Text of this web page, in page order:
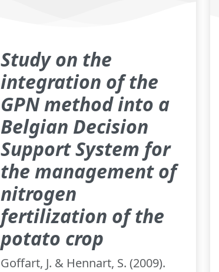
Study on the
integration of the
GPN method into a
Belgian Decision
Support System for
the management of
nitrogen
fertilization of the
potato crop
Goffart, J. & Hennart, S. (2009).